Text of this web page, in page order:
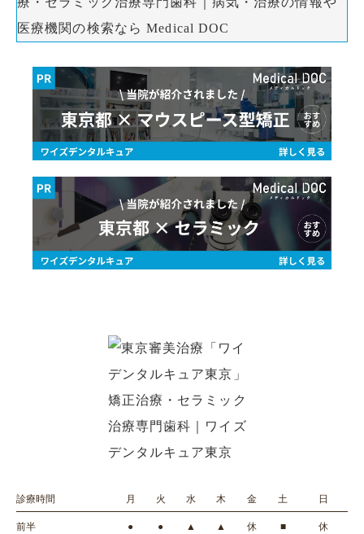
診療時間 月 火 水 木 金 土 日
前半 ● ● ▲ ▲ 休 ■ 休